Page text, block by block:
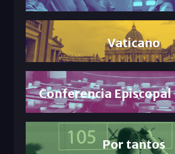
Vaticano
Conferencia Episcopal
Por tantos